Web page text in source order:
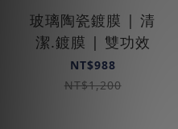
玻璃陶瓷鍍膜 | 清
潔.鍍膜 | 雙功效
NT$988
NT$1,200